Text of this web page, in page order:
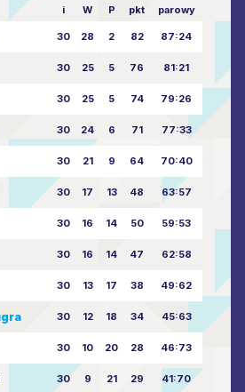
i W P pkt parowy
30 28 2 82 87:24
30 25 5 76 81:21
30 25 5 74 79:26
30 24 6 71 77:33
30 21 9 64 70:40
30 17 13 48 63:57
30 16 14 50 59:53
30 16 14 47 62:58
30 13 17 38 49:62
30 12 18 34 45:63
30 10 20 28 46:73
30 9 21 29 41:70